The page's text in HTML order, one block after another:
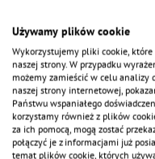
KONTENER
14
Używamy plików cookie
Wykorzystujemy pliki cookie,
naszej strony. W przypadku
możemy zamieścić w celu analizy
naszej strony internetowej,
Państwu wspaniałego
korzystamy również z plików
za ich pomocą, mogą zostać
połączyć je z informacjami już
temat plików cookie, których